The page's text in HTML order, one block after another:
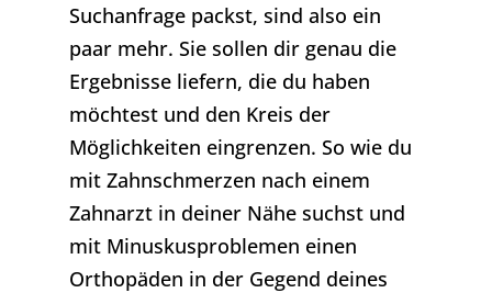
Suchanfrage packst, sind also ein
paar mehr. Sie sollen dir genau die
Ergebnisse liefern, die du haben
möchtest und den Kreis der
Möglichkeiten eingrenzen. So wie du
mit Zahnschmerzen nach einem
Zahnarzt in deiner Nähe suchst und
mit Minuskusproblemen einen
Orthopäden in der Gegend deines